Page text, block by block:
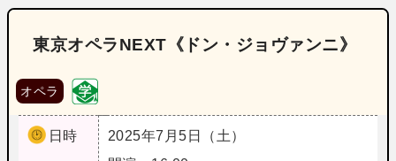
東京オペラNEXT《ドン・ジョヴァンニ》
オペラ
日時
2025年7月5日（土）